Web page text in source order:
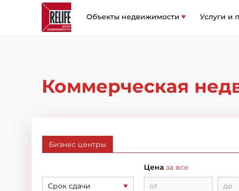
Объекты недвижимости Услуги и
Коммерческая
Бизнес центры
Срок сдачи
Цена за все